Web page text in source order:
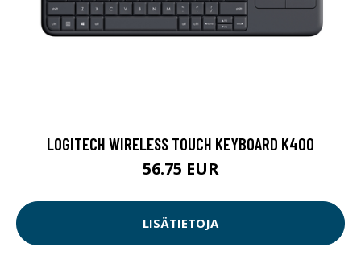
LOGITECH WIRELESS TOUCH KEYBOARD K400
56.75 EUR
LISÄTIETOJA